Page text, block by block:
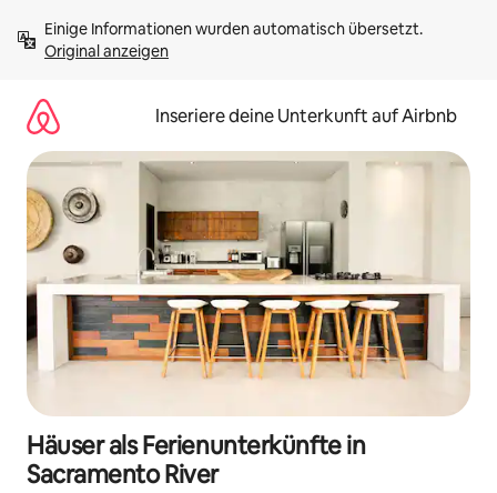
Inhalten
springenOriginal anzeigen
Inseriere deine Unterkunft auf Airbnb
Häuser als Ferienunterkünfte in
Sacramento River